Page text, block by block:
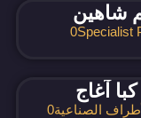
شاهين
Specialist
0
آغاج
الصناعية0